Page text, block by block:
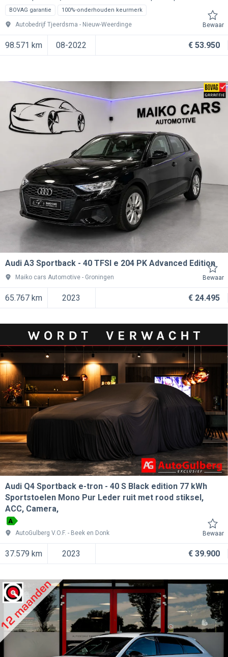
BOVAG garantie 100%-onderhouden keurmerk
Autobedrijf Tjeerdsma Nieuw-Weerdinge Bewaar
98.571 km 08-2022 € 53.950
Audi A3 Sportback 40 TFSI e 204 PK Advanced Edition
Maiko cars Automotive Groningen Bewaar
65.767 km 2023 € 24.495
Audi Q4 Sportback e-tron
40 S Black edition 77 kWh
Sportstoelen Mono Pur Leder ruit met rood stiksel,
ACC, Camera,
A
AutoGulberg V.O.F.
Beek en Donk Bewaar
37.579 km 2023 € 39.900